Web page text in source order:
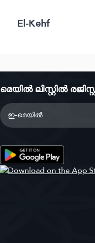
El-Kehf
മെയിൽ ലിസ്റ്റിൽ